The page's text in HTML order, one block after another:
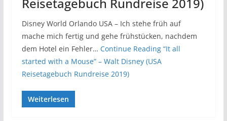
Reisetagebuch Rundreise 2019)
Disney World Orlando USA – Ich stehe früh auf
mache mich fertig und gehe frühstücken, nachdem
dem Hotel ein Fehler… Continue Reading“It all
started with a Mouse” – Walt Disney (USA
Reisetagebuch Rundreise 2019)
Weiterlesen